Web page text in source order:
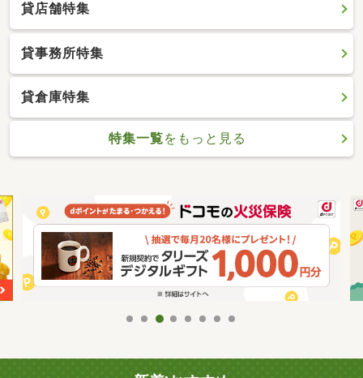
貸店舗特集
貸事務所特集
貸倉庫特集
特集一覧をもっと見る